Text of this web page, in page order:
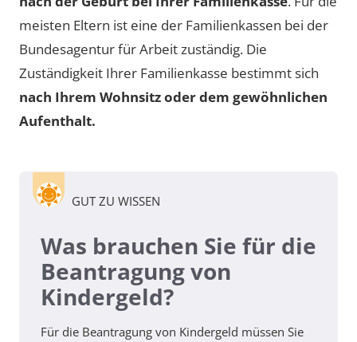
meisten Eltern ist eine der Familienkassen bei der
Bundesagentur für Arbeit zuständig. Die
Zuständigkeit Ihrer Familienkasse bestimmt sich
nach Ihrem Wohnsitz oder dem gewöhnlichen
Aufenthalt.
GUT ZU WISSEN
Was brauchen Sie für die
Beantragung von
Kindergeld?
Für die Beantragung von Kindergeld müssen Sie